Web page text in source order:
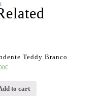
Teddy Branco
€
to cart